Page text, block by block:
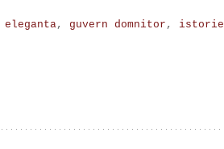
eleganta, guvern domnitor , istorie